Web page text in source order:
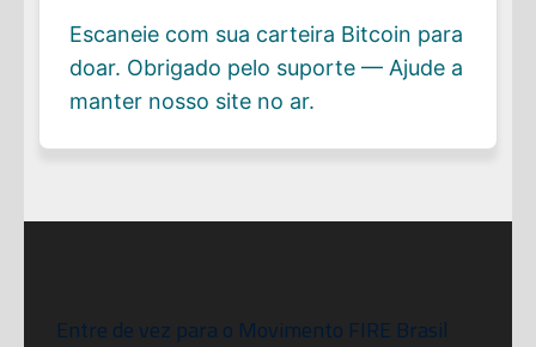
Escaneie com sua carteira Bitcoin para
doar. Obrigado pelo suporte — Ajude a
manter nosso site no ar.
Entre de vez para o Movimento FIRE Brasil